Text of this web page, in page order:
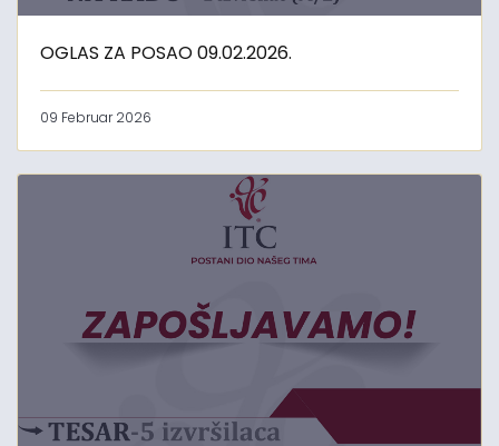
OGLAS ZA POSAO 09.02.2026.
09 Februar 2026